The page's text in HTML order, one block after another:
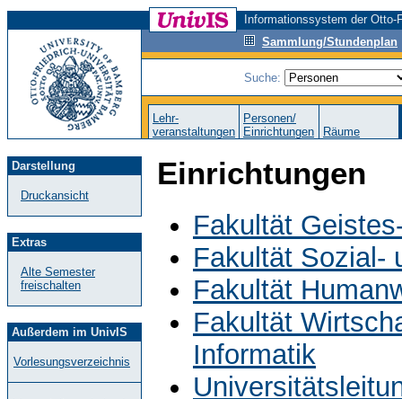
Informationssystem der
Sammlung/Stundenplan
Suche:
Lehr-
veranstaltungen
Personen/
Einrichtungen
Räume
Darstellung
Druckansicht
Extras
Alte Semester
freischalten
Außerdem im UnivIS
Vorlesungsverzeichnis
Einrichtungen
Fakultät
Fakultät Sozial-
Fakultät
Fakultät
Informatik